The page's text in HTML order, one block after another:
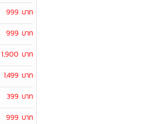
999 บาท
999 บาท
1,900 บาท
1,499 บาท
399 บาท
999 บาท